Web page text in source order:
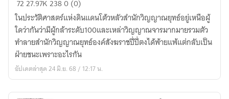
[ภาค
ที่1]
Douluo
dalu]
ตำนาน
บุตร
แห่ง
สังฆราช
7227.97K2380 (0)
ในประวัติศาสตร์แห่งดินแดนโต้วหลัวสำนักวิญญาณยุทธ์อยู่เหนือผู้
ใดว่ากันว่ามีผู้กล้าระดับ100และเหล่าวิญญาณจารมากมายรวมตัว
ทำลายสำนักวิญญาณยุทธ์องค์สังฆราชปี่ปี่ตงได้พ้ายแพ้แต่กลับเป็น
ฝ่ายชนะเพราะอะไรกัน
อัปเดตล่าสุด 24 มิ.ย. 68 / 12:17 น.